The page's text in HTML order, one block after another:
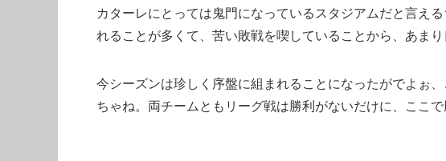
カターレにとっては鬼門になっているスタジアムだと言え
れることが多くて、苦い敗戦を喫していることから、あま
今シーズンは珍しく序盤に組まれることになったがでよぉ
ちゃね。両チームともリーグ戦は勝利がないだけに、ここで